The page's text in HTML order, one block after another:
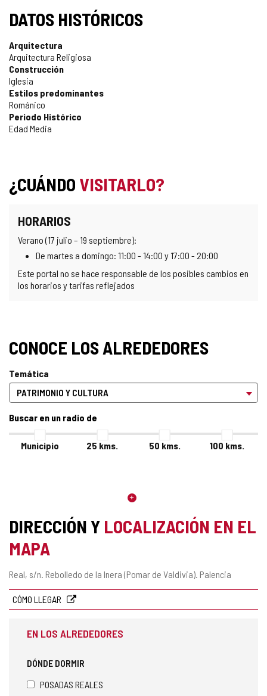
DATOS HISTÓRICOS
Arquitectura
Arquitectura Religiosa
Construcción
Iglesia
Estilos predominantes
Románico
Periodo Histórico
Edad Media
¿CUÁNDO VISITARLO?
HORARIOS
Verano (17 julio – 19 septiembre):
De martes a domingo: 11:00 - 14:00 y 17:00 - 20:00
Este portal no se hace responsable de los posibles cambios en
los horarios y tarifas reflejados
CONOCE LOS ALREDEDORES
Temática
Buscar en un radio de
Municipio 25 kms. 50 kms. 100 kms.
DIRECCIÓN Y LOCALIZACIÓN EN EL
MAPA
Dirección
Real, s/n. Rebolledo de la Inera (Pomar de Valdivia). Palencia
CÓMO LLEGAR
EN LOS ALREDEDORES
DÓNDE DORMIR
POSADAS REALES